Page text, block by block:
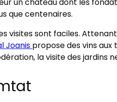
que centenaires.
sont faciles.
Joanis propose des vins
la visite des jardins